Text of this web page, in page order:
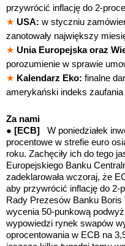
przywrócić inflację do 2-
★ USA: w styczniu
zanotowały największy
★ Unia Europejska oraz
porozumienie w sprawie
★ Kalendarz Eko: finalne
amerykański indeks
Za nami
● [ECB] W poniedziałek
procentowe w strefie euro
roku. Zachęciły ich do tego
Europejskiego Banku
zadeklarowała wczoraj, że
aby przywrócić inflację do 2-
Rady Prezesów Banku Boris
wycenia 50-punkową
wypowiedzi rynek swapów
oprocentowania w ECB na